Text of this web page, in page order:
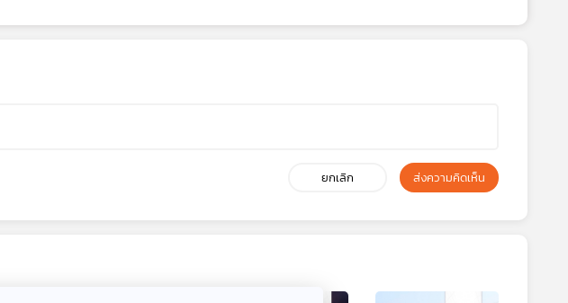
ยกเลิก ส่งความคิดเห็น